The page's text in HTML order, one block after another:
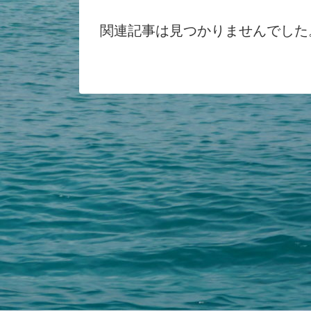
関連記事は見つかりませんでし